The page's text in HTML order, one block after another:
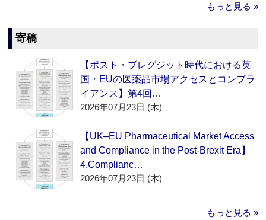
もっと見る »
寄稿
【ポスト・ブレグジット時代における英
国・EUの医薬品市場アクセスとコンプラ
イアンス】第4回…
2026年07月23日 (木)
【UK–EU Pharmaceutical Market Access
and Compliance in the Post-Brexit Era】
4.Complianc…
2026年07月23日 (木)
もっと見る »